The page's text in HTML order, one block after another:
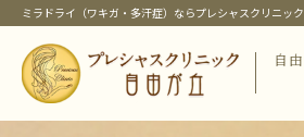
ミラドライ（ワキガ・多汗症）ならプレシャスクリニック
自
ホーム
クリニック紹介